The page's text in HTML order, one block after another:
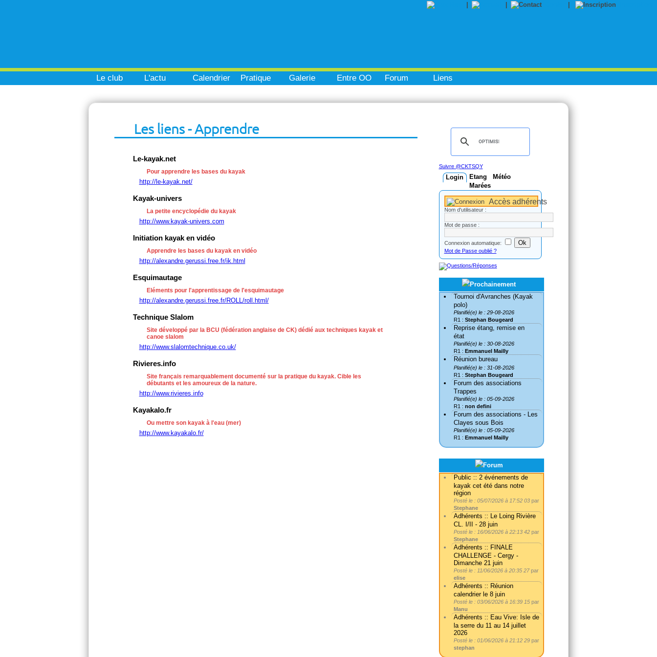
Le club L'actu Calendrier Pratique Galerie Entre OO Forum Liens
Les liens - Apprendre
Le-kayak.net
Pour apprendre les bases du kayak
http://le-kayak.net/
Kayak-univers
La petite encyclopédie du kayak
http://www.kayak-univers.com
Initiation kayak en vidéo
Apprendre les bases du kayak en vidéo
http://alexandre.gerussi.free.fr/ik.html
Esquimautage
Eléments pour l'apprentissage de l'esquimautage
http://alexandre.gerussi.free.fr/ROLL/roll.html/
Technique Slalom
Site développé par la BCU (fédération anglaise de CK) dédié aux techniques kayak et
canoe slalom
http://www.slalomtechnique.co.uk/
Rivieres.info
Site français remarquablement documenté sur la pratique du kayak. Cible les
débutants et les amoureux de la nature.
http://www.rivieres.info
Kayakalo.fr
Ou mettre son kayak à l'eau (mer)
http://www.kayakalo.fr/
Suivre @CKTSQY
Login Etang
Météo
Marées
Accès adhérents
Nom d'utilisateur :
Mot de passe :
Connexion automatique:
Mot de Passe oublié ?
Tournoi d'Avranches (Kayak
polo)
Planifié(e) le : 29-08-2026
R1 : Stephan Bougeard
Reprise étang, remise en
état
Planifié(e) le : 30-08-2026
R1 : Emmanuel Mailly
Réunion bureau
Planifié(e) le : 31-08-2026
R1 : Stephan Bougeard
Forum des associations
Trappes
Planifié(e) le : 05-09-2026
R1 : non defini
Forum des associations - Les
Clayes sous Bois
Planifié(e) le : 05-09-2026
R1 : Emmanuel Mailly
Public :: 2 événements de
kayak cet été dans notre
région
Posté le : 05/07/2026 à 17:52 03 par
Stephane
Adhérents :: Le Loing Rivière
CL. I/II - 28 juin
Posté le : 16/06/2026 à 22:13 42 par
Stephane
Adhérents :: FINALE
CHALLENGE - Cergy -
Dimanche 21 juin
Posté le : 11/06/2026 à 20:35 27par
elise
Adhérents :: Réunion
calendrier le 8 juin
Posté le : 03/06/2026 à 16:39 15 par
Manu
Adhérents :: Eau Vive: Isle de
la serre du 11 au 14 juillet
2026
Posté le : 01/06/2026 à 21:12 29 par
stephan